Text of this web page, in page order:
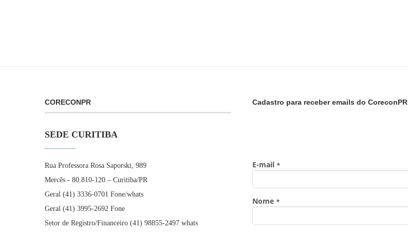
CORECONPR
SEDE CURITIBA
Rua Professora Rosa Saporski, 989
Mercês - 80.810-120 – Curitiba/PR
Geral (41) 3336-0701 Fone/whats
Geral (41) 3995-2692 Fone
Setor de Registro/Financeiro (41) 98855-2497 whats
Cadastro para receber emails do CoreconPR